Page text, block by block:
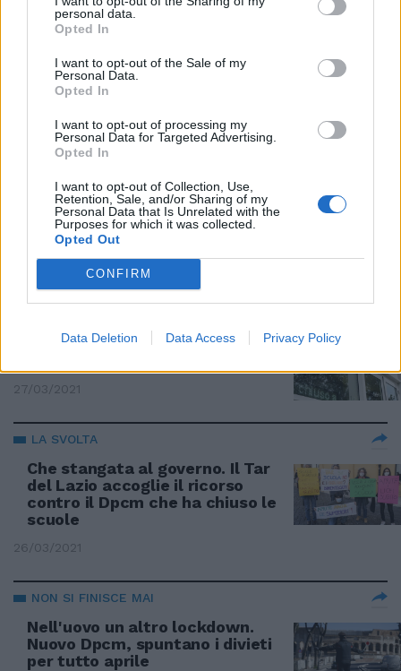
personal data.
Opted In
I want to opt-out of the Sale of my
Personal Data.
Opted In
I want to opt-out of processing my
Personal Data for Targeted Advertising.
Opted In
I want to opt-out of Collection, Use,
Retention, Sale, and/or Sharing of my
Personal Data that Is Unrelated with the
Purposes for which it was collected.
Opted Out
CONFIRM
Data Deletion Data Access Privacy Policy
Protesta ristoratori a Circo
Massimo, tensione con la polizia
13/04/2021
CHE BOOMERANG
Letta twitta sui teatri chiusi. E i
follower lo inceneriscono
27/03/2021
La rivolta delle palestre: dopo il
27/03/2021
LA SVOLTA
Che stangata al governo. Il Tar
del Lazio accoglie il ricorso
contro il Dpcm che ha chiuso le
scuole
26/03/2021
NON SI FINISCE MAI
Nell'uovo un altro lockdown.
Nuovo Dpcm, spuntano i divieti
per tutto aprile